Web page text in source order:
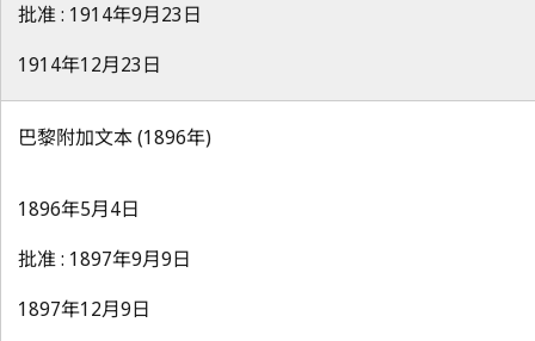
批准 : 1914年9月23日
1914年12月23日
巴黎附加文本 (1896年)
1896年5月4日
批准 : 1897年9月9日
1897年12月9日